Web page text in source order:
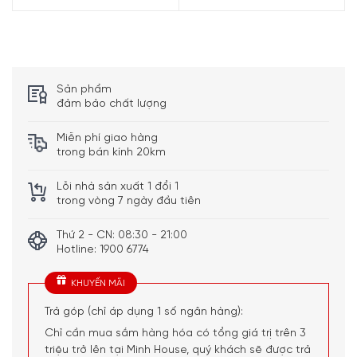
Thành phần của kem đánh răng Theramed
Aqua, Hydrated Silica, Sorbitol, Glycerin, Sodium Lauryl
Fluoride, Trisodium Phosphate, Disodium Phosphate,
Glycerophosphate, Sodium Sulfate, Limonene, Cl 77891
Enthält Natriumfluorid (1450 ppm F-)
Sản phẩm
đảm bảo chất lượng
Miễn phí giao hàng
trong bán kính 20km
Lỗi nhà sản xuất 1 đổi 1
trong vòng 7 ngày đầu tiên
Thứ 2 - CN: 08:30 - 21:00
Hotline: 1900 6774
KHUYẾN MÃI
Trả góp (chỉ áp dụng 1 số ngân hàng):
Chỉ cần mua sắm hàng hóa có tổng giá trị trên 3
triệu trở lên tại Minh House, quý khách sẽ được trả